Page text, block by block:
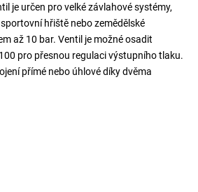
je určen pro velké závlahové systémy,
hřiště nebo zemědělské
až 10 bar. Ventil je možné osadit
pro přesnou regulaci výstupního tlaku.
přímé nebo úhlové díky dvěma